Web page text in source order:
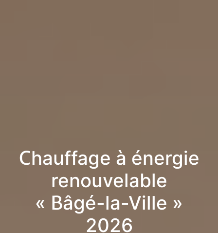
Chauffage à énergie
renouvelable
« Bâgé-la-Ville »
2026